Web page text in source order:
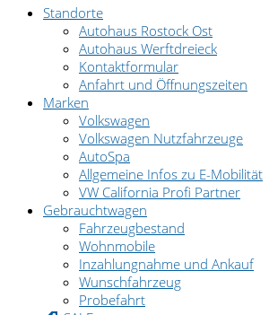
Standorte
Autohaus Rostock Ost
Autohaus Werftdreieck
Kontaktformular
Anfahrt und Öffnungszeiten
Marken
Volkswagen
Volkswagen Nutzfahrzeuge
AutoSpa
Allgemeine Infos zu E-Mobilität
VW California Profi Partner
Gebrauchtwagen
Fahrzeugbestand
Wohnmobile
Inzahlungnahme und Ankauf
Wunschfahrzeug
Probefahrt